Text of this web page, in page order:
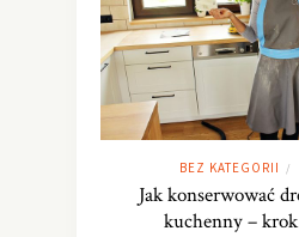
BEZ KATEGORII /
Jak konserwować
kuchenny –